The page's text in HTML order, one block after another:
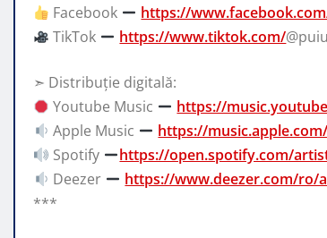
Facebook
https://
TikTok
https://www.tiktok.com/
➣ Distribuție digitală:
Youtube Music
https://
Apple Music
https://
Spotify
https://open.spotify.com/
Deezer
https://www.deezer.com/ro/
***